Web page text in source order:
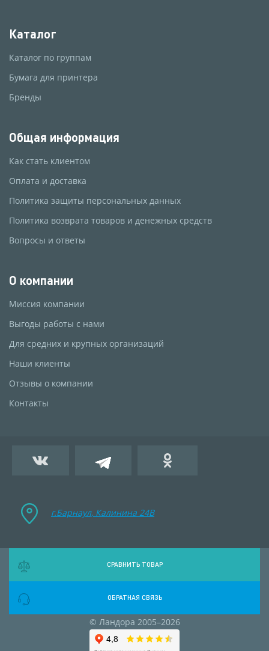
Каталог
Каталог по группам
Бумага для принтера
Бренды
Общая информация
Как стать клиентом
Оплата и доставка
Политика защиты персональных данных
Политика возврата товаров и денежных средств
Вопросы и ответы
О компании
Миссия компании
Выгоды работы с нами
Для средних и крупных организаций
Наши клиенты
Отзывы о компании
Контакты
г.Барнаул, Калинина 24B
© Ландора 2005–2026
СРАВНИТЬ ТОВАР
ОБРАТНАЯ СВЯЗЬ